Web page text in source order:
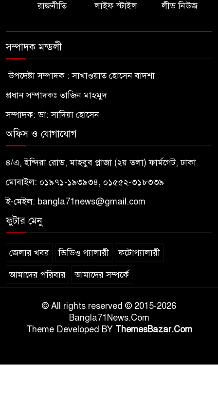
রাজনীতি
লাইফ স্টাইল লীড নিউজ
সম্পাদক মন্ডলী
উপদেষ্টা সম্পাদক : সাখাওয়াত হোসেন বাদশা
প্রধান সম্পাদকঃ তাজিন মাহমুদ
সম্পাদক: ডা: সাদিয়া হোসেন
অফিস ও যোগাযোগ
৪/এ, ইন্দিরা রোড, মাহবুব প্লাজা (২য় তলা) ফার্মগেট, ঢাকা
মোবাইল: ০১৯৭১-১৯৩৯৩৪, ০১৫৫২-৩১৮৩৩৯
ই-মেইল: bangla71news@gmail.com
ফুটার মেনু
জেলার খবর ভিডিও গ্যালারী ফটোগ্যালারী
আমাদের পরিবার আমাদের সম্পর্কে
© All rights reserved © 2015-2026
Bangla71News.Com
Theme Developed BY ThemesBazar.Com